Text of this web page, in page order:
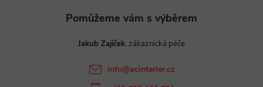
Jakub Zajíček
info@acinterier.cz